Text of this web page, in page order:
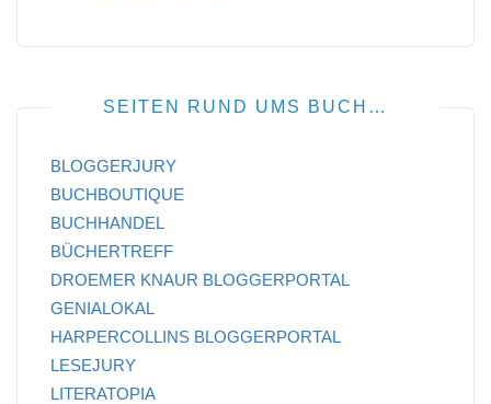
SEITEN RUND UMS BUCH…
BLOGGERJURY
BUCHBOUTIQUE
BUCHHANDEL
BÜCHERTREFF
DROEMER KNAUR BLOGGERPORTAL
GENIALOKAL
HARPERCOLLINS BLOGGERPORTAL
LESEJURY
LITERATOPIA